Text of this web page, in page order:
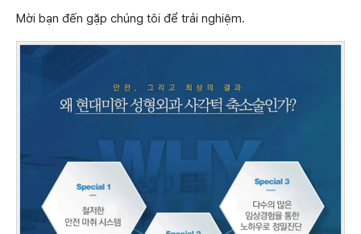
Mời bạn đến gặp chúng tôi để trải nghiệm.